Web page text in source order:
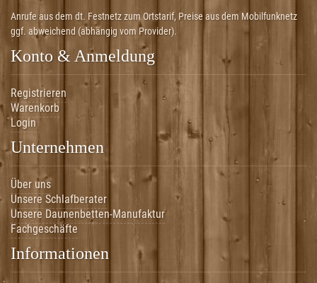
Anrufe aus dem dt. Festnetz zum Ortstarif, Preise aus dem Mobilfunknetz
ggf. abweichend (abhängig vom Provider).
Konto & Anmeldung
Registrieren
Warenkorb
Login
Unternehmen
Über uns
Unsere Schlafberater
Unsere Daunenbetten-Manufaktur
Fachgeschäfte
Informationen